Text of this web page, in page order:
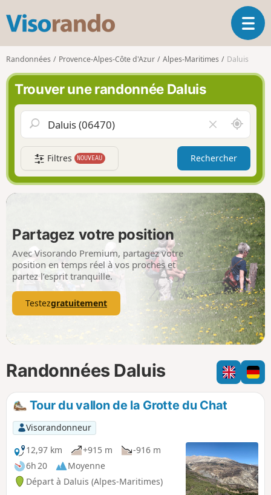
s
o
r
n
d
O
u
l
a
i
g
a
t
i
o
n
Randonnées Provence-Alpes-Côte d'Azur Alpes-Maritimes Daluis
Trouver une randonnée Daluis
i
d
e
r
l
e
c
h
a
m
p
A
u
t
u
r
d
e
m
o
i
Filtres NOUVEAU Rechercher
Partagez votre position
Avec Visorando Premium, partagez votre
position en temps réel à vos proches et
partez l’esprit tranquille.
Testezgratuitement
Randonnées Daluis
Tour du vallon de la Grotte du Chat
Visorandonneur
12,97 km
+915 m
-916 m
6h 20
Moyenne
Départ à Daluis (Alpes-Maritimes)